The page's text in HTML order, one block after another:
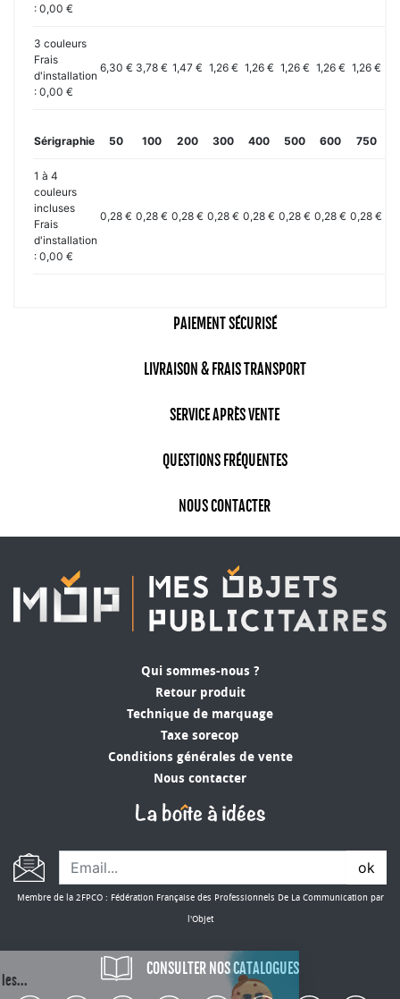
: 0,00 €
3 couleurs
Frais
d'installation
: 0,00 €
6,30 € 3,78 € 1,47 € 1,26 € 1,26 € 1,26 € 1,26 € 1,26 €
Sérigraphie 50 100 200 300 400 500 600 750
1 à 4
couleurs
incluses
Frais
d'installation
: 0,00 €
0,28 € 0,28 € 0,28 € 0,28 € 0,28 € 0,28 € 0,28 € 0,28 €
PAIEMENT SÉCURISÉ
LIVRAISON & FRAIS TRANSPORT
SERVICE APRÈS VENTE
QUESTIONS FRÉQUENTES
NOUS CONTACTER
Qui sommes-nous ?
Retour produit
Technique de marquage
Taxe sorecop
Conditions générales de vente
Nous contacter
ok
Membre de la 2FPCO : Fédération Française des Professionnels De La Communication par
l'Objet
CONSULTER NOS CATALOGUES